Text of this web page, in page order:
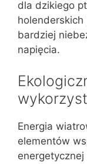
dla dzikiego
bardziej
napięcia.
Energia
elementów